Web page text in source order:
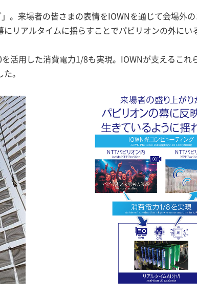
。来場者の皆さまの表情をIOWNを通じて会場外
リアルタイムに揺らすことでパビリオンの外にい
活用した消費電力1/8も実現。IOWNが支えるこれ
。